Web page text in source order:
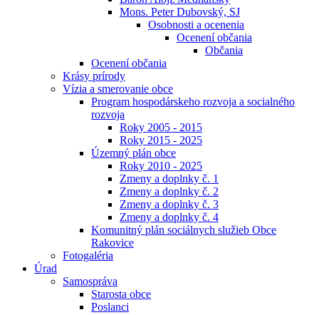
Mons. Peter Dubovský, SJ
Osobnosti a ocenenia
Ocenení občania
Občania
Ocenení občania
Krásy prírody
Vízia a smerovanie obce
Program hospodárskeho rozvoja a socialného
rozvoja
Roky 2005 - 2015
Roky 2015 - 2025
Územný plán obce
Roky 2010 - 2025
Zmeny a doplnky č. 1
Zmeny a doplnky č. 2
Zmeny a doplnky č. 3
Zmeny a doplnky č. 4
Komunitný plán sociálnych služieb Obce
Rakovice
Fotogaléria
Úrad
Samospráva
Starosta obce
Poslanci